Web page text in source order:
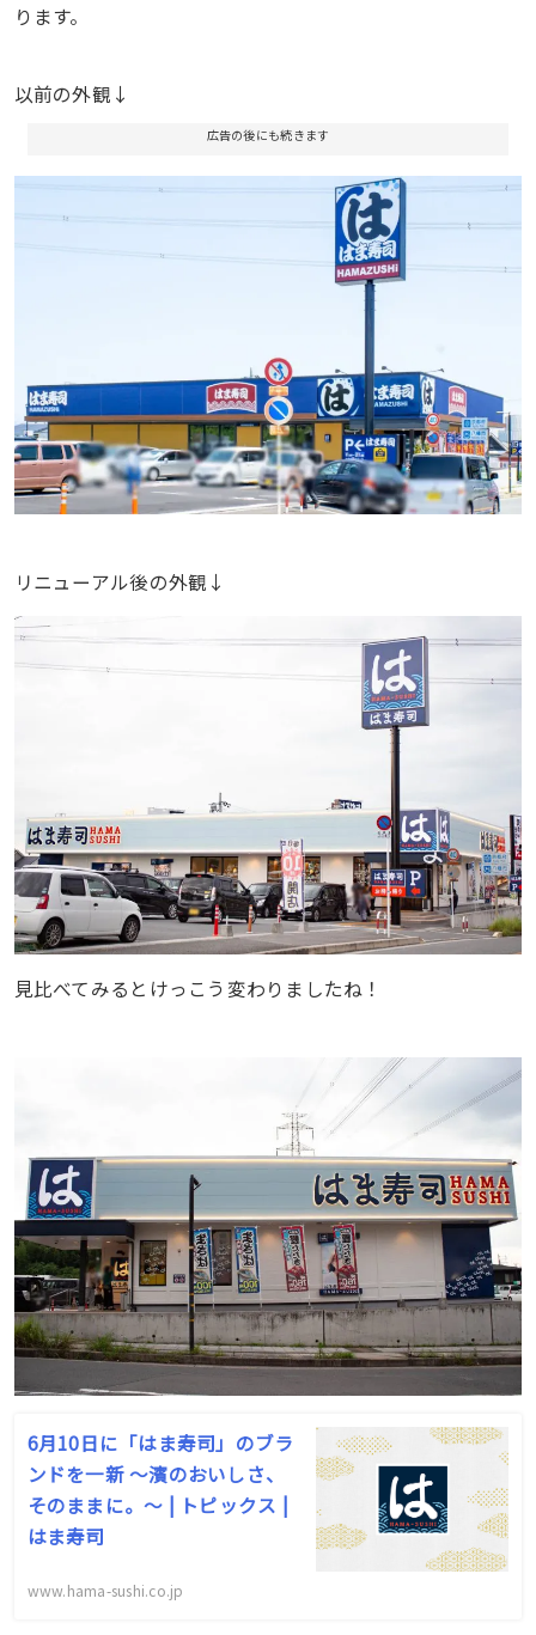
ります。
以前の外観↓
広告の後にも続きます
リニューアル後の外観↓
見比べてみるとけっこう変わりましたね！
6月10日に「はま寿司」のブラ
ンドを一新 ～濱のおいしさ、
そのままに。～ | トピックス |
はま寿司
www.hama-sushi.co.jp